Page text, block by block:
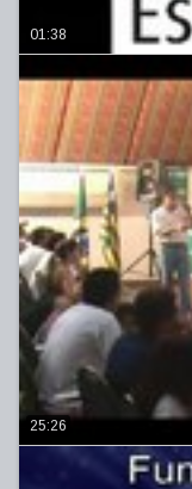
01:38
25:26